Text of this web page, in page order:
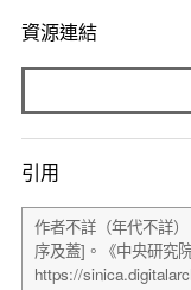
資源連結
引用